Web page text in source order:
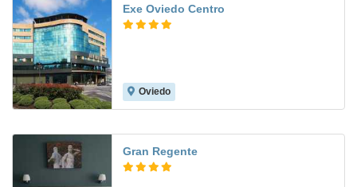
Exe Oviedo Centro
Oviedo
Gran Regente